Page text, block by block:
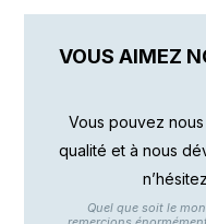
VOUS AIMEZ
Vous pouvez
qualité et à nous
Quel que soit le